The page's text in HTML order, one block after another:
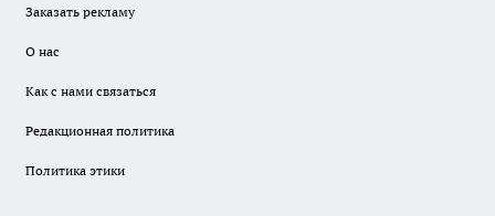
Заказать рекламу
О нас
Как с нами связаться
Редакционная политика
Политика этики